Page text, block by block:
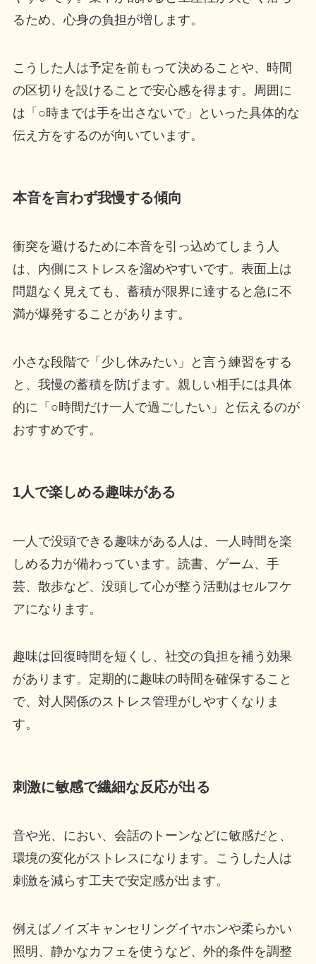
るため、心身の負担が増します。
こうした人は予定を前もって決めることや、時間
の区切りを設けることで安心感を得ます。周囲に
は「○時までは手を出さないで」といった具体的な
伝え方をするのが向いています。
本音を言わず我慢する傾向
衝突を避けるために本音を引っ込めてしまう人
は、内側にストレスを溜めやすいです。表面上は
問題なく見えても、蓄積が限界に達すると急に不
満が爆発することがあります。
小さな段階で「少し休みたい」と言う練習をする
と、我慢の蓄積を防げます。親しい相手には具体
的に「○時間だけ一人で過ごしたい」と伝えるのが
おすすめです。
1人で楽しめる趣味がある
一人で没頭できる趣味がある人は、一人時間を楽
しめる力が備わっています。読書、ゲーム、手
芸、散歩など、没頭して心が整う活動はセルフケ
アになります。
趣味は回復時間を短くし、社交の負担を補う効果
があります。定期的に趣味の時間を確保すること
で、対人関係のストレス管理がしやすくなりま
す。
刺激に敏感で繊細な反応が出る
音や光、におい、会話のトーンなどに敏感だと、
環境の変化がストレスになります。こうした人は
刺激を減らす工夫で安定感が出ます。
例えばノイズキャンセリングイヤホンや柔らかい
照明、静かなカフェを使うなど、外的条件を調整